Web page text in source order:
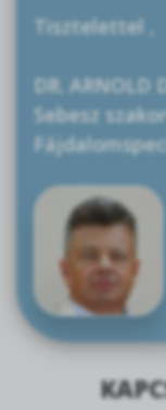
Tisztelettel ,
DR. ARNOLD
Sebesz